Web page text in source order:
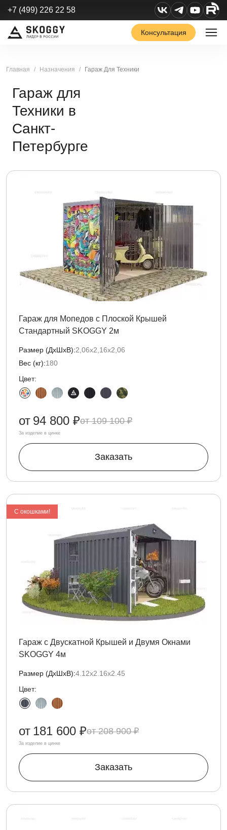
+7 (499) 226 22 58
Консультация
Главная Назначения Гараж Для Техники
Гараж для
Техники в
Санкт-
Петербурге
Гараж для Мопедов с Плоской Крышей
Стандартный SKOGGY 2м
Размер (ДxШxВ):2,06х2,16х2,06
Вес (кг):180
Цвет:
109 100 ₽
от 94 800 ₽
За изделие в цинке
Заказать
С окошками!
Гараж с Двускатной Крышей и Двумя Окнами
SKOGGY 4м
Размер (ДxШxВ):4.12х2.16х2.45
Цвет:
208 900 ₽
от 181 600 ₽
За изделие в цинке
Заказать